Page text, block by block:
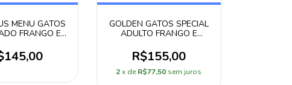
MENU GATOS
FRANGO E
GOLDEN GATOS SPECIAL
ADULTO FRANGO E
R$155,00
2 x de R$77,50 sem juros